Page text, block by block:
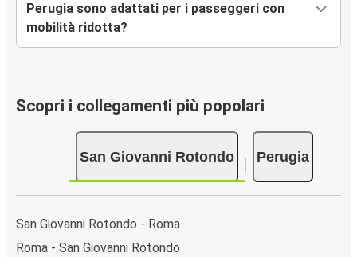
Perugia sono adattati per i passeggeri con
mobilità ridotta?
Scopri i collegamenti più popolari
San Giovanni Rotondo Perugia
San Giovanni Rotondo - Roma
Roma - San Giovanni Rotondo